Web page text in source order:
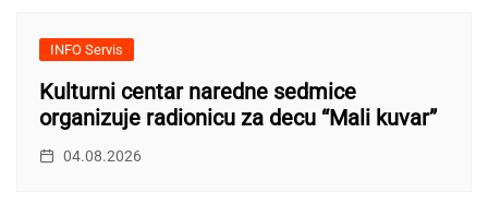
INFO Servis
Kulturni centar naredne sedmice
organizuje radionicu za decu “Mali kuvar”
04.08.2026